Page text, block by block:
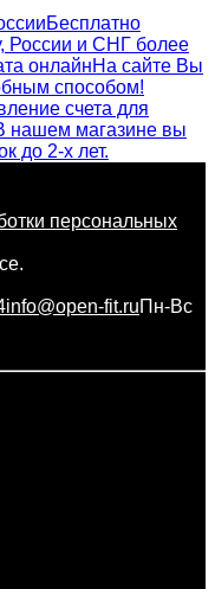
Бесплатно
России и СНГ более
онлайнНа сайте Вы
способом!
счета для
нашем магазине вы
до 2-х лет.
персональных
info@open-fit.ruПн-Вс